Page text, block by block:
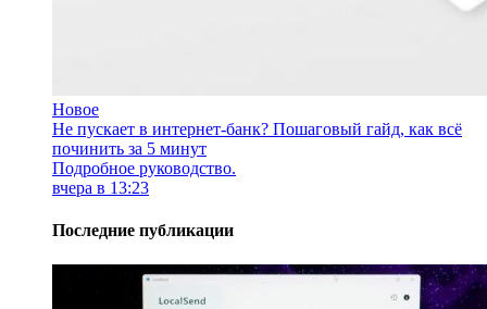
Новое
Не пускает в интернет-банк? Пошаговый гайд, как всё
починить за 5 минут
Подробное руководство.
вчера в 13:23
Последние публикации